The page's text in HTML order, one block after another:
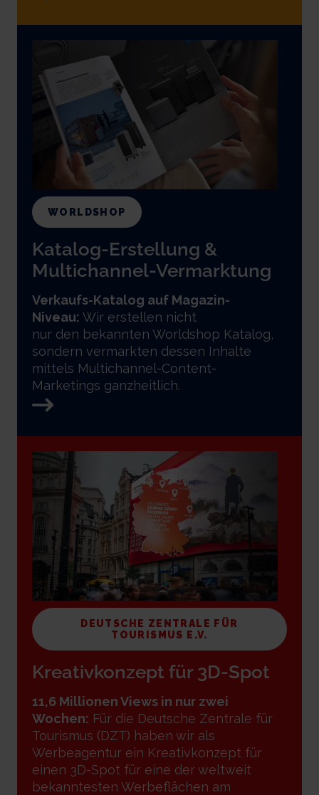
WORLDSHOP
Katalog-Erstellung &
Multichannel-Vermarktung
Verkaufs-Katalog auf Magazin-
Niveau: Wir erstellen nicht
nur den bekannten Worldshop Katalog,
sondern vermarkten dessen Inhalte
mittels Multichannel-Content-
Marketings ganzheitlich.
DEUTSCHE ZENTRALE FÜR
TOURISMUS E.V.
Kreativkonzept für 3D-Spot
11,6 Millionen Views in nur zwei
Wochen: Für die Deutsche Zentrale für
Tourismus (DZT) haben wir als
Werbeagentur ein Kreativkonzept für
einen 3D-Spot für eine der weltweit
bekanntesten Werbeflächen am